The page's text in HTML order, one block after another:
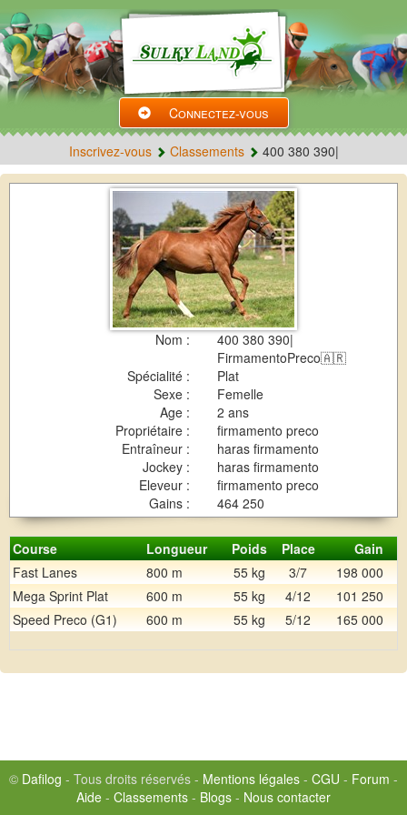
Connectez-vous
Inscrivez-vous Classements 400 380 390|
Nom :
400 380 390|
FirmamentoPreco🇦🇷
Spécialité :
Plat
Sexe :
Femelle
Age :
2 ans
Propriétaire :
firmamento preco
Entraîneur :
haras firmamento
Jockey :
haras firmamento
Eleveur :
firmamento preco
Gains :
464 250
Course Longueur Poids Place
Gain
Fast Lanes
800 m 55 kg 3/7 198 000
Mega Sprint Plat
600 m 55 kg 4/12 101 250
Speed Preco (G1)
600 m 55 kg 5/12 165 000
© Dafilog - Tous droits réservés - Mentions légales - CGU - Forum -
Aide - Classements - Blogs - Nous contacter